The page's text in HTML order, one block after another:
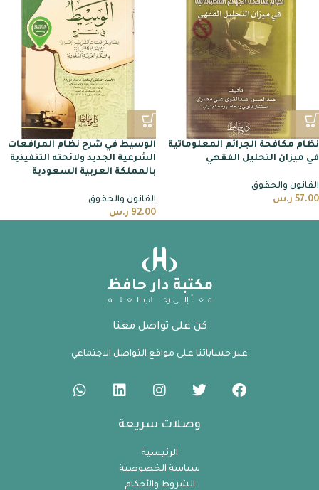
نظام مكافحة الجرائم المعلوماتية
في ميزان التحليل الفقهي
القانون والحقوق
57.00 ر.س
الوسيط في شرح نظام المرافعات
الشرعية الجديد ولائحته التنفيذية
بالمملكة العربية السعودية
القانون والحقوق
92.00 ر.س
كن على تواصل معنا
عبر حساباتنا على مواقع التواصل الاجتماعي
وصلات سريعة
الرئيسية
سياسة الخصوصية
الشروط والأحكام